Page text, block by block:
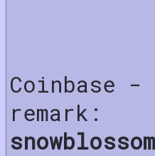
Coinbase -
remark: